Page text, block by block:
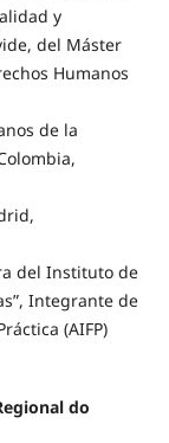
y
del Máster
Humanos
de la
del Instituto de
Integrante de
(AIFP)
do